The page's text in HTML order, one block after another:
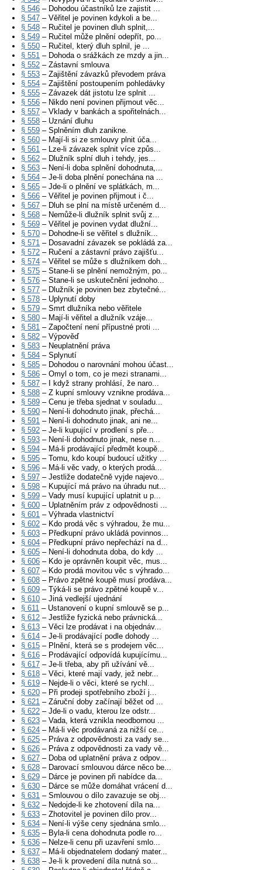
§ 546 – Dohodou účastníků lze zajistit ...
§ 547 – Věřitel je povinen kdykoli a be...
§ 548 – Ručitel je povinen dluh splnit,...
§ 549 – Ručitel může plnění odepřít, po...
§ 550 – Ručitel, který dluh splnil, je ...
§ 551 – Dohoda o srážkách ze mzdy a jin...
§ 552 – Zástavní smlouva
§ 553 – Zajištění závazků převodem práva
§ 554 – Zajištění postoupením pohledávky
§ 555 – Závazek dát jistotu lze splnit ...
§ 556 – Nikdo není povinen přijmout věc...
§ 557 – Vklady v bankách a spořitelnách...
§ 558 – Uznání dluhu
§ 559 – Splněním dluh zanikne.
§ 560 – Mají-li si ze smlouvy plnit úča...
§ 561 – Lze-li závazek splnit více způs...
§ 562 – Dlužník splní dluh i tehdy, jes...
§ 563 – Není-li doba splnění dohodnuta,...
§ 564 – Je-li doba plnění ponechána na ...
§ 565 – Jde-li o plnění ve splátkách, m...
§ 566 – Věřitel je povinen přijmout i č...
§ 567 – Dluh se plní na místě určeném d...
§ 568 – Nemůže-li dlužník splnit svůj z...
§ 569 – Věřitel je povinen vydat dlužní...
§ 570 – Dohodne-li se věřitel s dlužník...
§ 571 – Dosavadní závazek se pokládá za...
§ 572 – Ručení a zástavní právo zajišťu...
§ 574 – Věřitel se může s dlužníkem doh...
§ 575 – Stane-li se plnění nemožným, po...
§ 576 – Stane-li se uskutečnění jednoho...
§ 577 – Dlužník je povinen bez zbytečné...
§ 578 – Uplynutí doby
§ 579 – Smrt dlužníka nebo věřitele
§ 580 – Mají-li věřitel a dlužník vzáje...
§ 581 – Započtení není přípustné proti ...
§ 582 – Výpověď
§ 583 – Neuplatnění práva
§ 584 – Splynutí
§ 585 – Dohodou o narovnání mohou účast...
§ 586 – Omyl o tom, co je mezi stranami...
§ 587 – I když strany prohlásí, že naro...
§ 588 – Z kupní smlouvy vznikne prodáva...
§ 589 – Cenu je třeba sjednat v souladu...
§ 590 – Není-li dohodnuto jinak, přechá...
§ 591 – Není-li dohodnuto jinak, ani ne...
§ 592 – Je-li kupující v prodlení s pře...
§ 593 – Není-li dohodnuto jinak, nese n...
§ 594 – Má-li prodávající předmět koupě...
§ 595 – Tomu, kdo koupí budoucí užitky ...
§ 596 – Má-li věc vady, o kterých prodá...
§ 597 – Jestliže dodatečně vyjde najevo...
§ 598 – Kupující má právo na úhradu nut...
§ 599 – Vady musí kupující uplatnit u p...
§ 600 – Uplatněním práv z odpovědnosti ...
§ 601 – Výhrada vlastnictví
§ 602 – Kdo prodá věc s výhradou, že mu...
§ 603 – Předkupní právo ukládá povinnos...
§ 604 – Předkupní právo nepřechází na d...
§ 605 – Není-li dohodnuta doba, do kdy ...
§ 606 – Kdo je oprávněn koupit věc, mus...
§ 607 – Kdo prodá movitou věc s výhrado...
§ 608 – Právo zpětné koupě musí prodáva...
§ 609 – Týká-li se právo zpětné koupě v...
§ 610 – Jiná vedlejší ujednání
§ 611 – Ustanovení o kupní smlouvě se p...
§ 612 – Jestliže fyzická nebo právnická...
§ 613 – Věci lze prodávat i na objednáv...
§ 614 – Je-li prodávající podle dohody ...
§ 615 – Plnění, která se s prodejem věc...
§ 616 – Prodávající odpovídá kupujícímu...
§ 617 – Je-li třeba, aby při užívání vě...
§ 618 – Věci, které mají vady, jež nebr...
§ 619 – Nejde-li o věci, které se rychl...
§ 620 – Při prodeji spotřebního zboží j...
§ 621 – Záruční doby začínají běžet od ...
§ 622 – Jde-li o vadu, kterou lze odstr...
§ 623 – Vada, která vznikla neodbornou ...
§ 624 – Má-li věc prodávaná za nižší ce...
§ 625 – Práva z odpovědnosti za vady se...
§ 626 – Práva z odpovědnosti za vady vě...
§ 627 – Doba od uplatnění práva z odpov...
§ 628 – Darovací smlouvou dárce něco be...
§ 629 – Dárce je povinen při nabídce da...
§ 630 – Dárce se může domáhat vrácení d...
§ 631 – Smlouvou o dílo zavazuje se obj...
§ 632 – Nedojde-li ke zhotovení díla na...
§ 633 – Zhotovitel je povinen dílo prov...
§ 634 – Není-li výše ceny sjednána smlo...
§ 635 – Byla-li cena dohodnuta podle ro...
§ 636 – Nelze-li cenu při uzavření smlo...
§ 637 – Má-li objednatelem dodaný mater...
§ 638 – Je-li k provedení díla nutná so...